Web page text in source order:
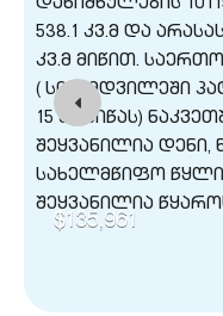
$135,961